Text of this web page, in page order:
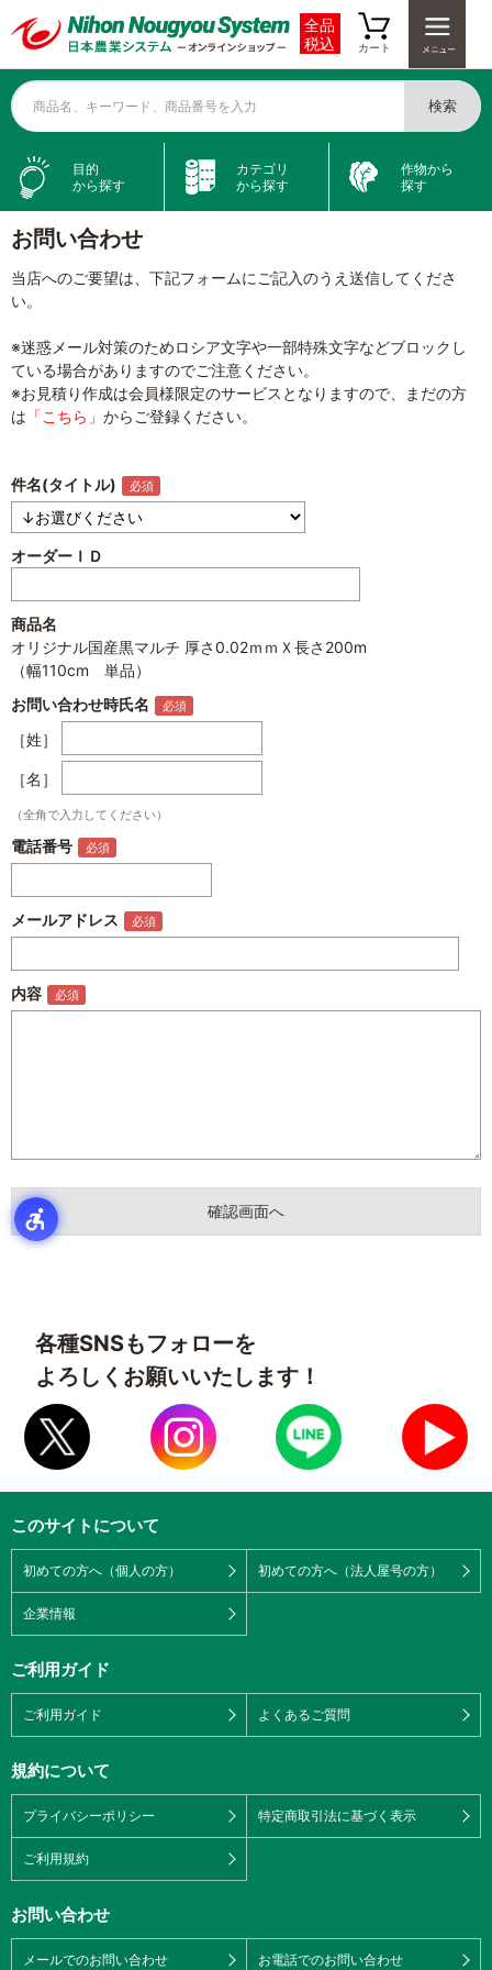
全品
税込
カート
商品名、キーワード、商品番号を入力 検索
目的
から探す
カテゴリ
から探す
作物から
探す
お問い合わせ
当店へのご要望は、下記フォームにご記入のうえ送信してくださ
い。
※迷惑メール対策のためロシア文字や一部特殊文字などブロックし
ている場合がありますのでご注意ください。
※お見積り作成は会員様限定のサービスとなりますので、まだの方
は 「こちら」 からご登録ください。
件名(タイトル)
オーダーＩＤ
商品名
オリジナル国産黒マルチ 厚さ0.02ｍｍＸ長さ200m
（幅110cm 単品）
お問い合わせ時氏名
［姓］
［名］
（全角で入力してください）
電話番号
メールアドレス
内容
各種SNSもフォローを
よろしくお願いいたします！
このサイトについて
初めての方へ（個人の方） 初めての方へ（法人屋号の方）
企業情報
ご利用ガイド
ご利用ガイド よくあるご質問
規約について
プライバシーポリシー 特定商取引法に基づく表示
ご利用規約
お問い合わせ
メールでのお問い合わせ お電話でのお問い合わせ